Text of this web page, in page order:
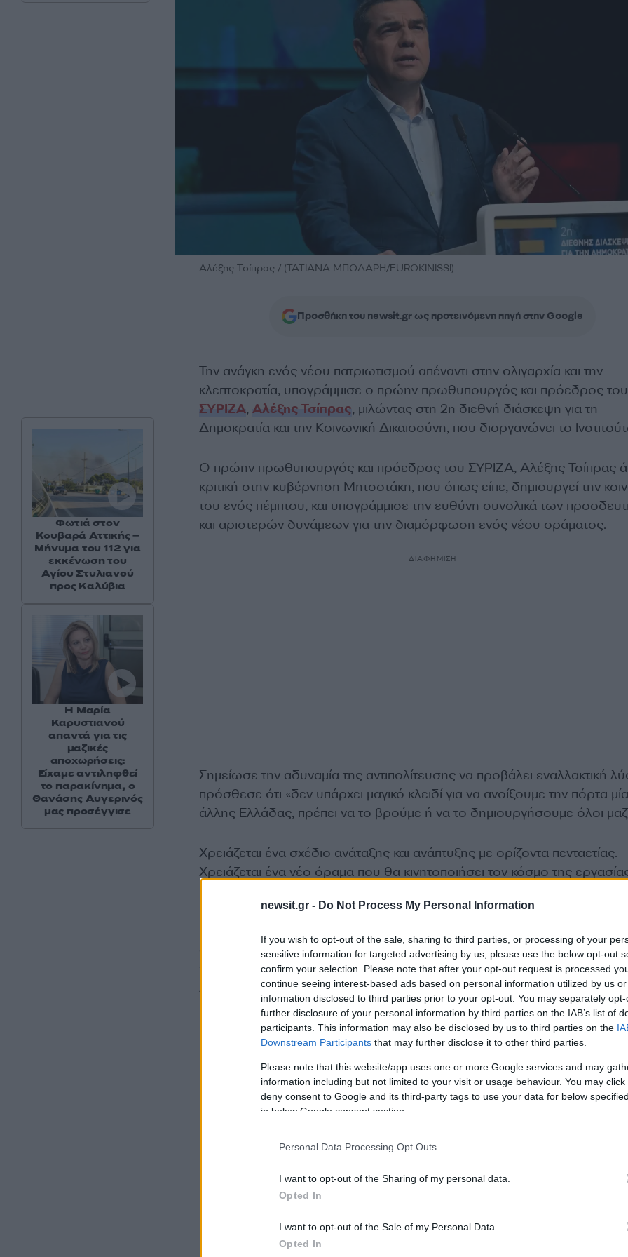
newsit.gr - Do Not Process My Personal Information
If you wish to opt-out of the sale, sharing to third parties, or processing of your
sensitive information for targeted advertising by us, please use the below opt-out
confirm your selection. Please note that after your opt-out request is processed
continue seeing interest-based ads based on personal information utilized by us
information disclosed to third parties prior to your opt-out. You may separately
further disclosure of your personal information by third parties on the IAB’s list of
participants. This information may also be disclosed by us to third parties on the
Downstream Participants that may further disclose it to other third parties.
Please note that this website/app uses one or more Google services and may
information including but not limited to your visit or usage behaviour. You may
deny consent to Google and its third-party tags to use your data for below
in below Google consent section.
Personal Data Processing Opt Outs
I want to opt-out of the Sharing of my personal data.
Opted In
I want to opt-out of the Sale of my Personal Data.
Opted In
Αλέξης Τσίπρας / (ΤΑΤΙΑΝΑ ΜΠΟΛΑΡΗ/EUROKINISSI)
Προσθήκη του newsit.gr ως προτεινόμενη πηγή στην Google
Την ανάγκη ενός νέου πατριωτισμού απέναντι στην ολιγαρχία και την
κλεπτοκρατία, υπογράμμισε ο πρώην πρωθυπουργός και πρόεδρος του
ΣΥΡΙΖΑ, Αλέξης Τσίπρας, μιλώντας στη 2η διεθνή διάσκεψη για τη
Δημοκρατία και την Κοινωνική Δικαιοσύνη, που διοργανώνει το
Ο πρώην πρωθυπουργός και πρόεδρος του ΣΥΡΙΖΑ, Αλέξης Τσίπρας
κριτική στην κυβέρνηση Μητσοτάκη, που όπως είπε, δημιουργεί την
του ενός πέμπτου, και υπογράμμισε την ευθύνη συνολικά των
και αριστερών δυνάμεων για την διαμόρφωση ενός νέου οράματος.
ΔΙΑΦΗΜΙΣΗ
Σημείωσε την αδυναμία της αντιπολίτευσης να προβάλει εναλλακτική
πρόσθεσε ότι «δεν υπάρχει μαγικό κλειδί για να ανοίξουμε την πόρτα
άλλης Ελλάδας, πρέπει να το βρούμε ή να το δημιουργήσουμε όλοι
Χρειάζεται ένα σχέδιο ανάταξης και ανάπτυξης με ορίζοντα πενταετίας.
Χρειάζεται ένα νέο όραμα που θα κινητοποιήσει τον κόσμο της
της δημιουργίας».
ανάλυση των διεθνών πραγμάτων, του «ακραίου αυταρχικού και
νεοφιλελεύθερου καπιταλισμού, που ευνοεί την άνοδο της διεθνούς
Ακροδεξιάς», όπως ανέφερε.
Φωτιά στον
Κουβαρά Αττικής –
Μήνυμα του 112 για
εκκένωση του
Αγίου Στυλιανού
προς Καλύβια
Η Μαρία
Καρυστιανού
απαντά για τις
μαζικές
αποχωρήσεις:
Είχαμε αντιληφθεί
το παρακίνημα, ο
Θανάσης Αυγερινός
μας προσέγγισε